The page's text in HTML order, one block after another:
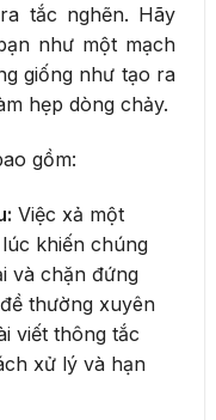
tắc nghẽn. Hãy
như một mạch
giống như tạo ra
hẹp dòng chảy.
gồm:
Việc xả một
khiến chúng
và chặn đứng
thường xuyên
viết thông tắc
xử lý và hạn